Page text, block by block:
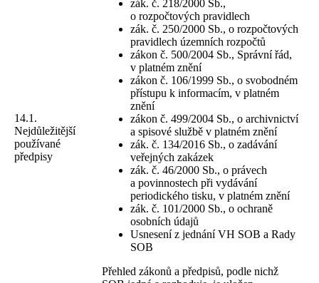
14.1.
Nejdůležitější
používané
předpisy
zák. č. 218/2000 Sb.,
o rozpočtových pravidlech
zák. č. 250/2000 Sb., o rozpočtových
pravidlech územních rozpočtů
zákon č. 500/2004 Sb., Správní řád,
v platném znění
zákon č. 106/1999 Sb., o svobodném
přístupu k informacím, v platném
znění
zákon č. 499/2004 Sb., o archivnictví
a spisové službě v platném znění
zák. č. 134/2016 Sb., o zadávání
veřejných zakázek
zák. č. 46/2000 Sb., o právech
a povinnostech při vydávání
periodického tisku, v platném znění
zák. č. 101/2000 Sb., o ochraně
osobních údajů
Usnesení z jednání VH SOB a Rady
SOB
Přehled zákonů a předpisů, podle nichž